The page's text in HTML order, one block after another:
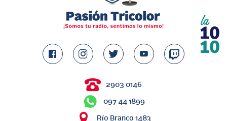
2903 0146
097 44 1899
Río Branco 1483